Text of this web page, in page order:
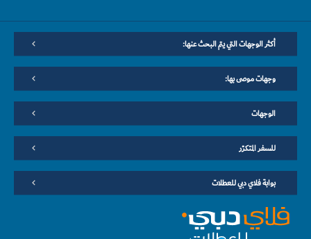
أكثر الوجهات التي يتم البحث عنها:
وجهات موصى بها:
الوجهات
للسفر المتكرّر
بوابة فلاي دبي للعطلات